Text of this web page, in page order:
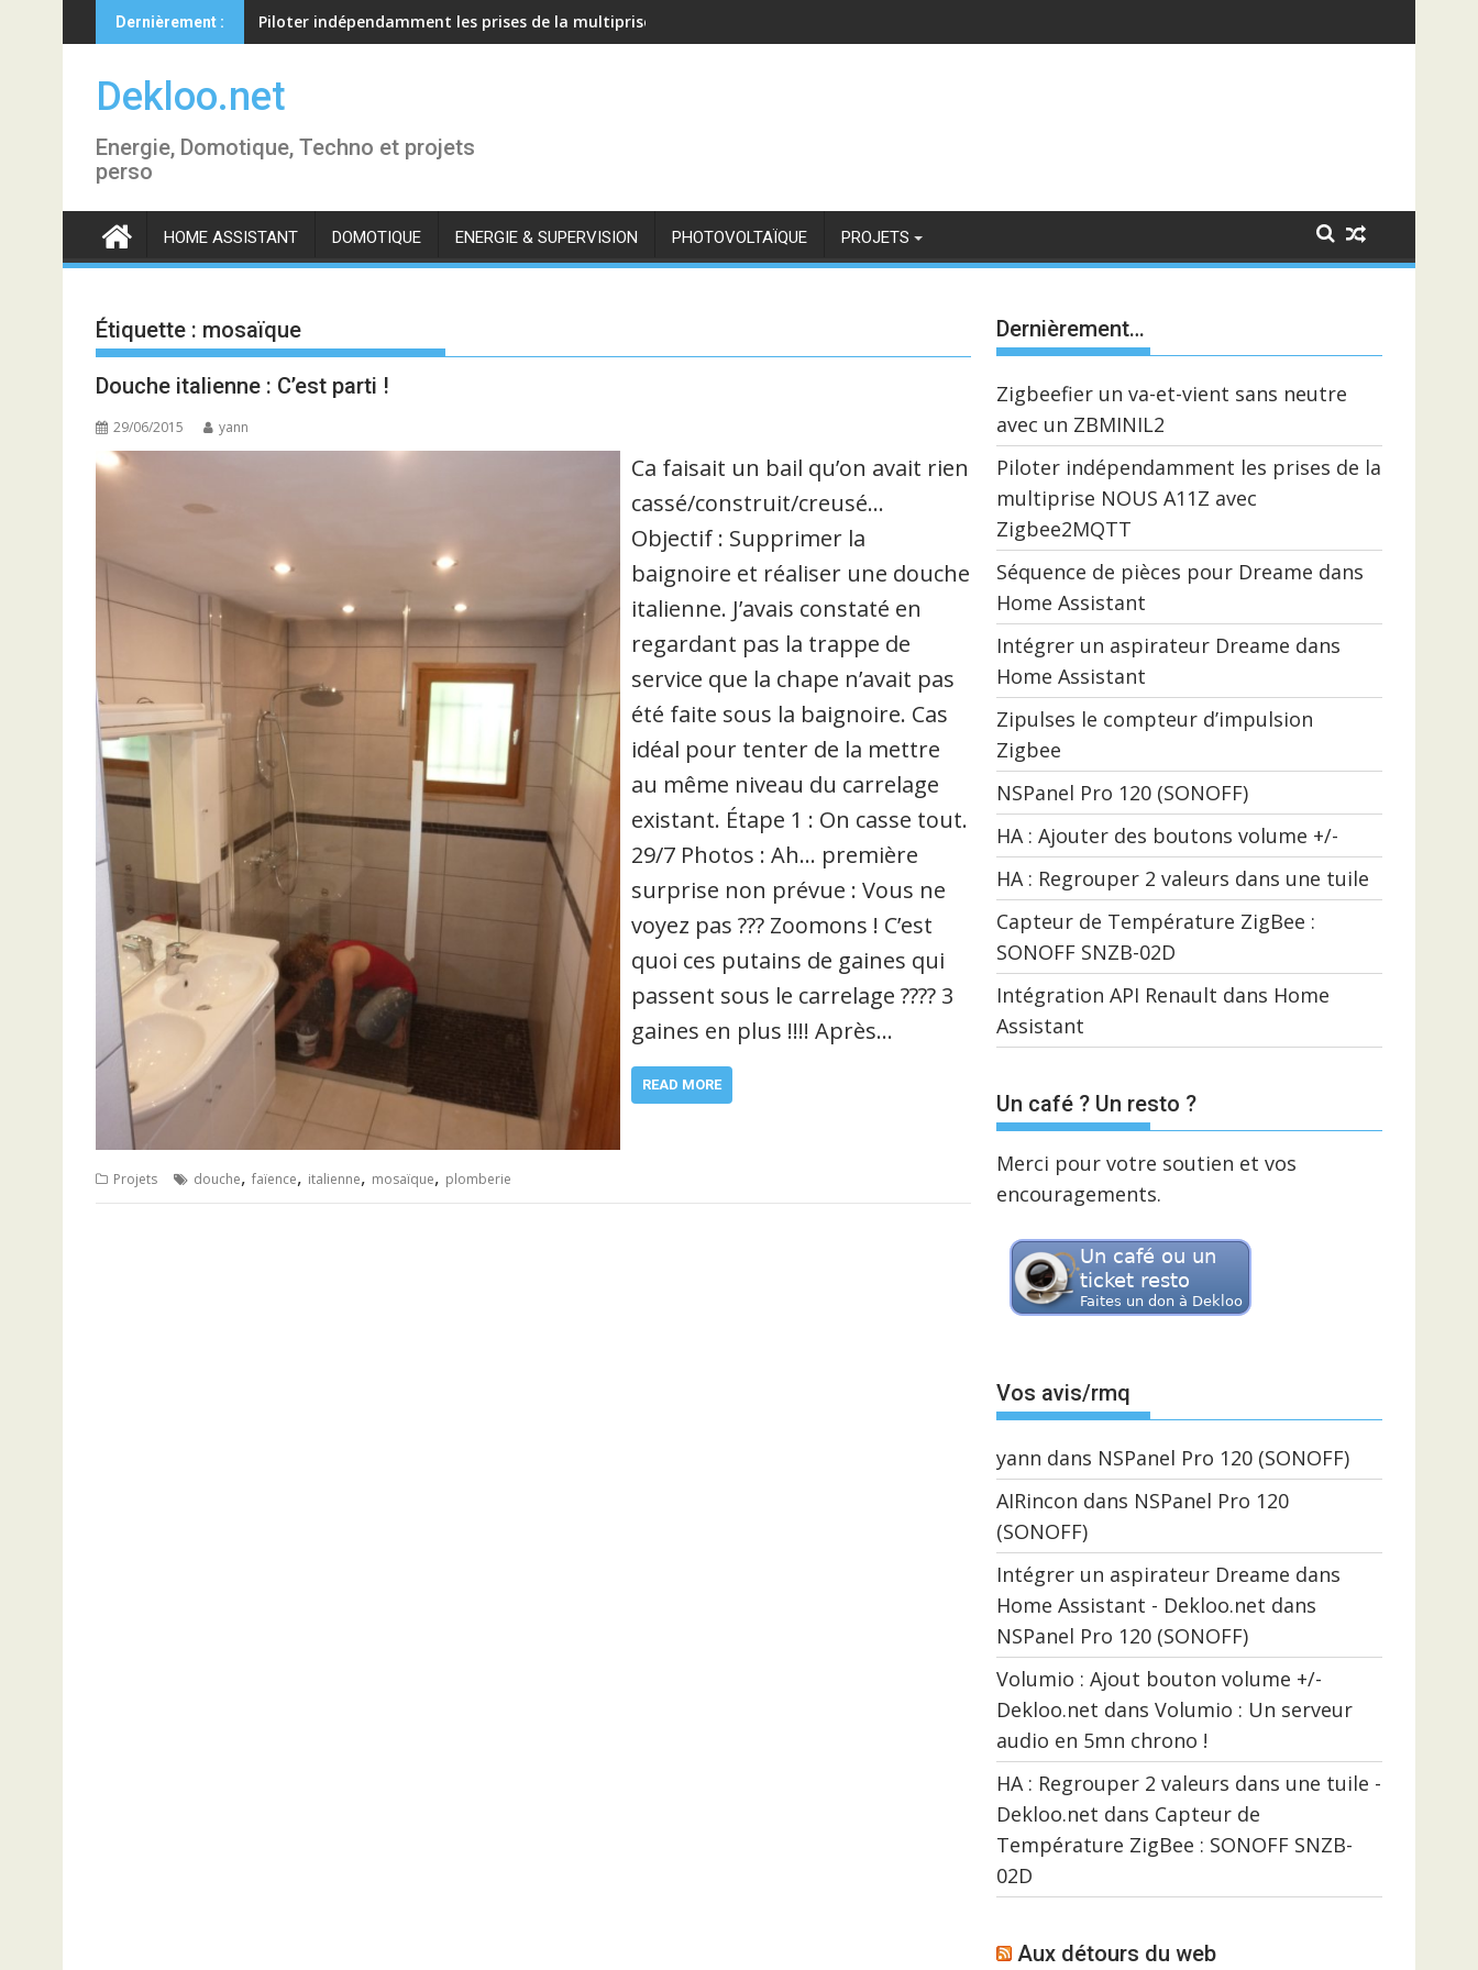
to
content
Dernièrement : Piloter indépendamment les prises de la multiprise NOUS A11Z avec Zigbee2MQTT
Dekloo.net
Energie, Domotique, Techno et projets
perso
HOME ASSISTANT DOMOTIQUE ENERGIE & SUPERVISION PHOTOVOLTAÏQUE PROJETS
Étiquette : mosaïque
Douche italienne : C’est parti !
29/06/2015 yann
Ca faisait un bail qu’on avait rien
cassé/construit/creusé…
Objectif : Supprimer la
baignoire et réaliser une douche
italienne. J’avais constaté en
regardant pas la trappe de
service que la chape n’avait pas
été faite sous la baignoire. Cas
idéal pour tenter de la mettre
au même niveau du carrelage
existant. Étape 1 : On casse tout.
29/7 Photos : Ah… première
surprise non prévue : Vous ne
voyez pas ??? Zoomons ! C’est
quoi ces putains de gaines qui
passent sous le carrelage ???? 3
gaines en plus !!!! Après…
READ MORE
Projets douche, faïence, italienne, mosaïque, plomberie
Dernièrement…
Zigbeefier un va-et-vient sans neutre
avec un ZBMINIL2
Piloter indépendamment les prises de la
multiprise NOUS A11Z avec
Zigbee2MQTT
Séquence de pièces pour Dreame dans
Home Assistant
Intégrer un aspirateur Dreame dans
Home Assistant
Zipulses le compteur d’impulsion
Zigbee
NSPanel Pro 120 (SONOFF)
HA : Ajouter des boutons volume +/-
HA : Regrouper 2 valeurs dans une tuile
Capteur de Température ZigBee :
SONOFF SNZB-02D
Intégration API Renault dans Home
Assistant
Un café ? Un resto ?
Merci pour votre soutien et vos
encouragements.
Vos avis/rmq
yann dans NSPanel Pro 120 (SONOFF)
AIRincon dans NSPanel Pro 120
(SONOFF)
Intégrer un aspirateur Dreame dans
Home Assistant - Dekloo.net dans
NSPanel Pro 120 (SONOFF)
Volumio : Ajout bouton volume +/-
Dekloo.net dans Volumio : Un serveur
audio en 5mn chrono !
HA : Regrouper 2 valeurs dans une tuile -
Dekloo.net dans Capteur de
Température ZigBee : SONOFF SNZB-
02D
Aux détours du web